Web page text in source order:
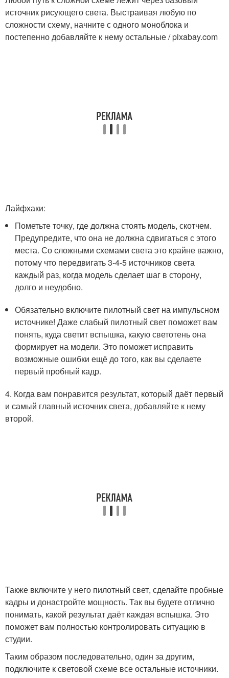
источник рисующего света. Выстраивая любую по
сложности схему, начните с одного моноблока и
постепенно добавляйте к нему остальные / pixabay.com
Лайфхаки:
Пометьте точку, где должна стоять модель, скотчем.
Предупредите, что она не должна сдвигаться с этого
места. Со сложными схемами света это крайне важно,
потому что передвигать 3-4-5 источников света
каждый раз, когда модель сделает шаг в сторону,
долго и неудобно.
Обязательно включите пилотный свет на импульсном
источнике! Даже слабый пилотный свет поможет вам
понять, куда светит вспышка, какую светотень она
формирует на модели. Это поможет исправить
возможные ошибки ещё до того, как вы сделаете
первый пробный кадр.
4. Когда вам понравится результат, который даёт первый
и самый главный источник света, добавляйте к нему
второй.
Также включите у него пилотный свет, сделайте пробные
кадры и донастройте мощность. Так вы будете отлично
понимать, какой результат даёт каждая вспышка. Это
поможет вам полностью контролировать ситуацию в
студии.
Таким образом последовательно, один за другим,
подключите к световой схеме все остальные источники.